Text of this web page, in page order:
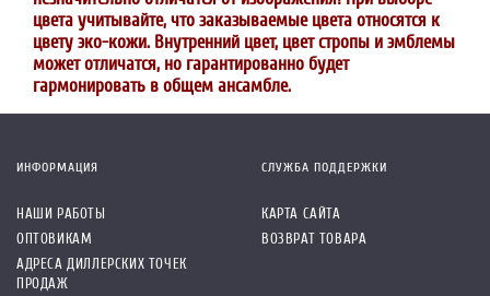
цвета учитывайте, что заказываемые цвета относятся к
цвету эко-кожи. Внутренний цвет, цвет стропы и эмблемы
может отличатся, но гарантированно будет
гармонировать в общем ансамбле.
ИНФОРМАЦИЯ
НАШИ РАБОТЫ
ОПТОВИКАМ
АДРЕСА ДИЛЛЕРСКИХ ТОЧЕК
ПРОДАЖ
СЛУЖБА ПОДДЕРЖКИ
КАРТА САЙТА
ВОЗВРАТ ТОВАРА